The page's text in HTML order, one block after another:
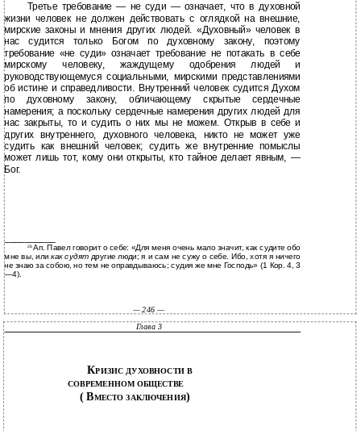
Третье требование — не суди — означает, что в духовной
жизни человек не должен действовать с оглядкой на внешние,
мирские законы и мнения других людей. «Духовный» человек в
нас судится только Богом по духовному закону, поэтому
требование «не суди» означает требование не потакать в себе
мирскому человеку, жаждущему одобрения людей и
руководствующемуся социальными, мирскими представлениями
об истине и справедливости. Внутренний человек судится Духом
по духовному закону, обличающему скрытые сердечные
намерения; а поскольку сердечные намерения других людей для
нас закрыты, то и судить о них мы не можем. Открыв в себе и
других внутреннего, духовного человека, никто не может уже
судить как внешний человек; судить же внутренние помыслы
может лишь тот, кому они открыты, кто тайное делает явным, —
Бог.
__________
28 Ап. Павел говорит о себе: «Для меня очень мало значит, как судите обо
мне вы, иликак судят другие люди; я и сам не сужу о себе. Ибо, хотя я ничего
не знаю за собою, но тем не оправдываюсь; судия же мне Господь» (1 Кор. 4, 3
—4).
— 246 —
Глава 3
КРИЗИС ДУХОВНОСТИ В
СОВРЕМЕННОМ ОБЩЕСТВЕ
( ВМЕСТО ЗАКЛЮЧЕНИЯ)